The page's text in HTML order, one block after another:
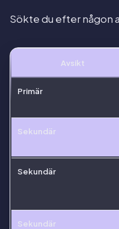
Sökte du efter någon
Avsikt
Primär
Sekundär
Sekundär
Sekundär